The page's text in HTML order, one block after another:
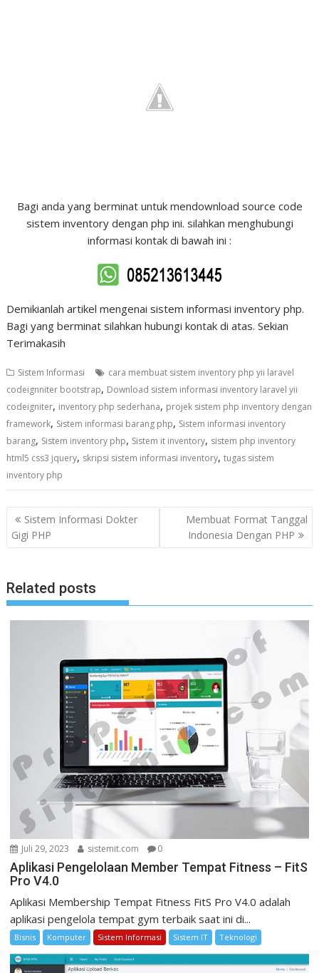
Bagi anda yang berminat untuk mendownload source code
sistem inventory dengan php ini. silahkan menghubungi
informasi kontak di bawah ini :
Demikianlah artikel mengenai sistem informasi inventory php.
Bagi yang berminat silahkan hubungi kontak di atas. Sekian
Terimakasih
Sistem Informasi
cara membuat sistem inventory php yii laravel
codeignniter bootstrap, Download sistem informasi inventory laravel yii
codeigniter, inventory php sederhana, projek sistem php inventory dengan
framework, Sistem informasi barang php, Sistem informasi inventory
barang, Sistem inventory php, Sistem it inventory, sistem php inventory
html5 css3 jquery, skripsi sistem informasi inventory,tugas sistem
inventory php
N
a
g
a
Sistem Informasi Dokter
Gigi PHP
Membuat Format Tanggal
Indonesia Dengan PHP
Related posts
Juli 29, 2023 sistemit.com 0
Aplikasi Pengelolaan Member Tempat Fitness – FitS
Pro V4.0
Aplikasi Membership Tempat Fitness FitS Pro V4.0 adalah
aplikasi pengelola tempat gym terbaik saat ini di...
Bisnis Komputer Sistem Informasi Sistem IT Teknologi